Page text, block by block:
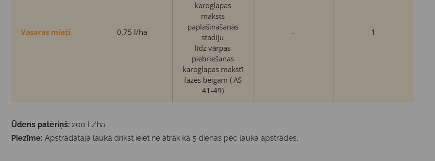
Vasaras mieži 0.75 l/ha
karoglapas
maksts
paplašināšanās
stadiju
līdz vārpas
piebriešanas
karoglapas makstī
fāzes beigām ( AS
41-49)
– 1
Ūdens patēriņš: 200 L/ha
Piezīme: Apstrādātajā laukā drīkst ieiet ne ātrāk kā 5 dienas pēc lauka apstrādes.